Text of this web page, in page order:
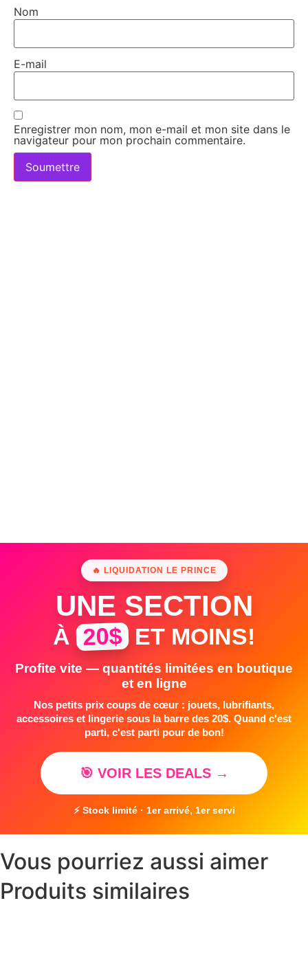
Nom
E-mail
Enregistrer mon nom, mon e-mail et mon site dans le
navigateur pour mon prochain commentaire.
🔥 LIQUIDATION LE PRINCE
UNE SECTION
À 20$ ET MOINS!
Profite vite — quantités limitées en boutique
et en ligne
Nos petits prix coups de cœur : jouets, lubrifiants,
accessoires et lingerie sous la barre des 20$. Quand c'est
parti, c'est parti pour de bon!
🎯 VOIR LES DEALS →
⚡ Stock limité · 1er arrivé, 1er servi
Vous pourriez aussi aimer
Produits similaires